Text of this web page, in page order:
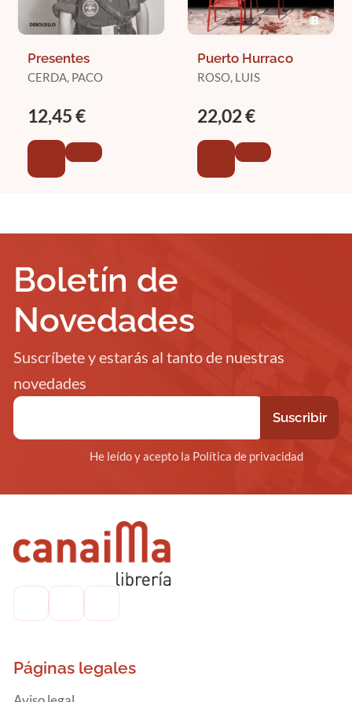
Presentes
CERDA, PACO
12,45 €
Puerto Hurraco
ROSO, LUIS
22,02 €
Boletín de
Novedades
Suscríbete y estarás al tanto de nuestras
novedades
He leído y acepto la Política de privacidad
Páginas legales